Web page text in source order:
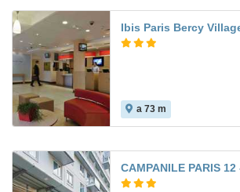
Ibis Paris Bercy
a 73 m
CAMPANILE PARIS